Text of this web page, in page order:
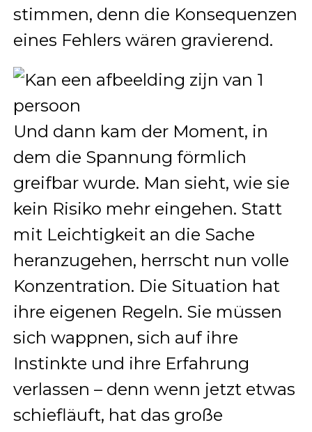
stimmen, denn die Konsequenzen
eines Fehlers wären gravierend.
Und dann kam der Moment, in
dem die Spannung förmlich
greifbar wurde. Man sieht, wie sie
kein Risiko mehr eingehen. Statt
mit Leichtigkeit an die Sache
heranzugehen, herrscht nun volle
Konzentration. Die Situation hat
ihre eigenen Regeln. Sie müssen
sich wappnen, sich auf ihre
Instinkte und ihre Erfahrung
verlassen – denn wenn jetzt etwas
schiefläuft, hat das große